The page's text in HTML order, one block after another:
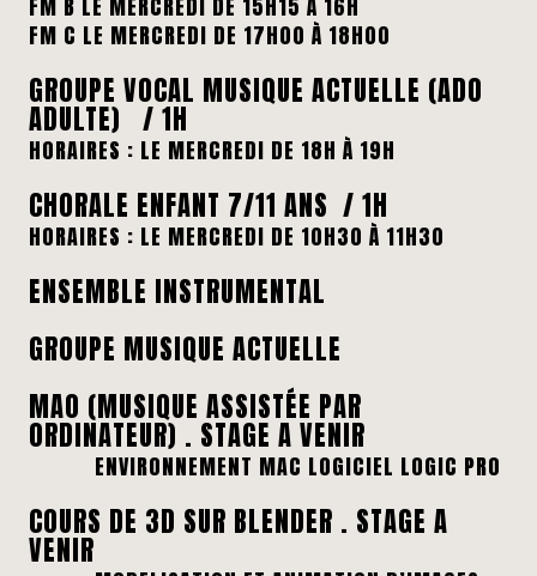
FM B LE MERCREDI DE 15H15 À 16H
FM C LE MERCREDI DE 17H00 À 18H00
GROUPE VOCAL MUSIQUE ACTUELLE (ADO
ADULTE) / 1H
HORAIRES : LE MERCREDI DE 18H À 19H
CHORALE ENFANT 7/11 ANS / 1H
HORAIRES : LE MERCREDI DE 10H30 À 11H30
ENSEMBLE INSTRUMENTAL
GROUPE MUSIQUE ACTUELLE
MAO (MUSIQUE ASSISTÉE PAR
ORDINATEUR) . STAGE A VENIR
ENVIRONNEMENT MAC LOGICIEL LOGIC PRO
COURS DE 3D SUR BLENDER . STAGE A
VENIR